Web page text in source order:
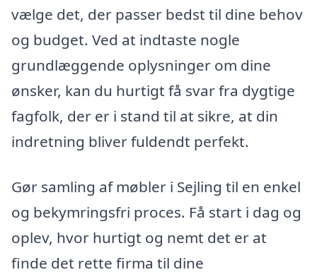
vælge det, der passer bedst til dine behov
og budget. Ved at indtaste nogle
grundlæggende oplysninger om dine
ønsker, kan du hurtigt få svar fra dygtige
fagfolk, der er i stand til at sikre, at din
indretning bliver fuldendt perfekt.
Gør samling af møbler i Sejling til en enkel
og bekymringsfri proces. Få start i dag og
oplev, hvor hurtigt og nemt det er at
finde det rette firma til dine